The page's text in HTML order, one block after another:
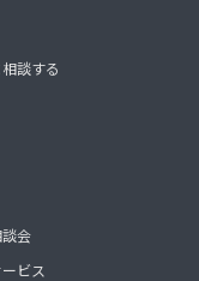
談する
会
ビス